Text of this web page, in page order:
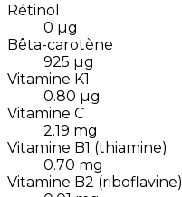
Rétinol
0 µg
Bêta-carotène
925 µg
Vitamine K1
0.80 µg
Vitamine C
2.19 mg
Vitamine B1 (thiamine)
0.70 mg
Vitamine B2 (riboflavine)